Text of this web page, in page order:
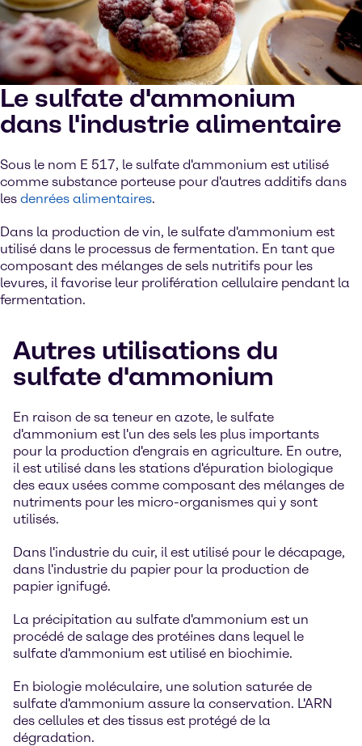
Le sulfate d'ammonium
dans l'industrie alimentaire
Sous le nom E 517, le sulfate d'ammonium est utilisé
comme substance porteuse pour d'autres additifs dans
les denrées alimentaires.
Dans la production de vin, le sulfate d'ammonium est
utilisé dans le processus de fermentation. En tant que
composant des mélanges de sels nutritifs pour les
levures, il favorise leur prolifération cellulaire pendant la
fermentation.
Autres utilisations du
sulfate d'ammonium
En raison de sa teneur en azote, le sulfate
d'ammonium est l'un des sels les plus importants
pour la production d'engrais en agriculture. En outre,
il est utilisé dans les stations d'épuration biologique
des eaux usées comme composant des mélanges de
nutriments pour les micro-organismes qui y sont
utilisés.
Dans l'industrie du cuir, il est utilisé pour le décapage,
dans l'industrie du papier pour la production de
papier ignifugé.
La précipitation au sulfate d'ammonium est un
procédé de salage des protéines dans lequel le
sulfate d'ammonium est utilisé en biochimie.
En biologie moléculaire, une solution saturée de
sulfate d'ammonium assure la conservation. L'ARN
des cellules et des tissus est protégé de la
dégradation.